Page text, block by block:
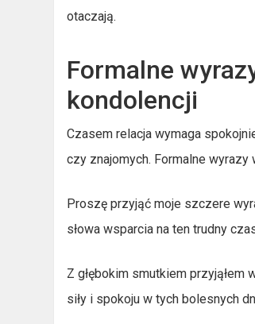
otaczają.
Formalne
kondolencji
Czasem relacja wymaga
czy znajomych. Formalne
Proszę przyjąć moje szczere
słowa wsparcia na ten trudny
Z głębokim smutkiem
siły i spokoju w tych bolesnych